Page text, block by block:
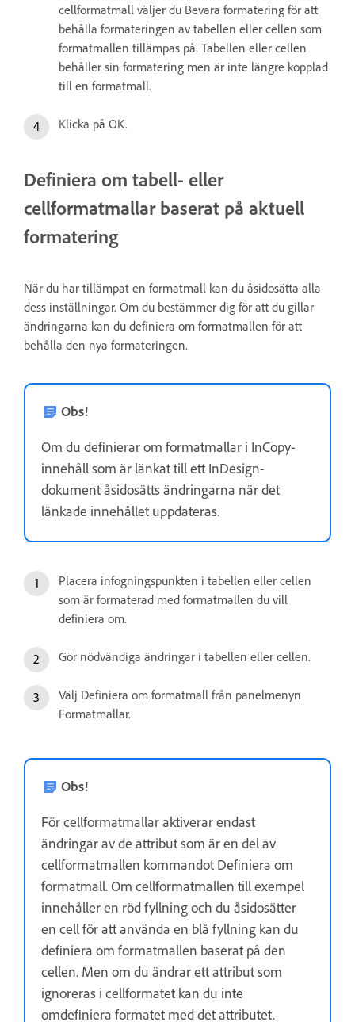
cellformatmall väljer du Bevara formatering för att
behålla formateringen av tabellen eller cellen som
formatmallen tillämpas på. Tabellen eller cellen
behåller sin formatering men är inte längre kopplad
till en formatmall.
Klicka på OK.
Definiera om tabell- eller
cellformatmallar baserat på aktuell
formatering
När du har tillämpat en formatmall kan du åsidosätta alla
dess inställningar. Om du bestämmer dig för att du gillar
ändringarna kan du definiera om formatmallen för att
behålla den nya formateringen.
Obs!
Om du definierar om formatmallar i InCopy-
innehåll som är länkat till ett InDesign-
dokument åsidosätts ändringarna när det
länkade innehållet uppdateras.
Placera infogningspunkten i tabellen eller cellen
som är formaterad med formatmallen du vill
definiera om.
Gör nödvändiga ändringar i tabellen eller cellen.
Välj Definiera om formatmall från panelmenyn
Formatmallar.
Obs!
För cellformatmallar aktiverar endast
ändringar av de attribut som är en del av
cellformatmallen kommandot Definiera om
formatmall. Om cellformatmallen till exempel
innehåller en röd fyllning och du åsidosätter
en cell för att använda en blå fyllning kan du
definiera om formatmallen baserat på den
cellen. Men om du ändrar ett attribut som
ignoreras i cellformatet kan du inte
omdefiniera formatet med det attributet.